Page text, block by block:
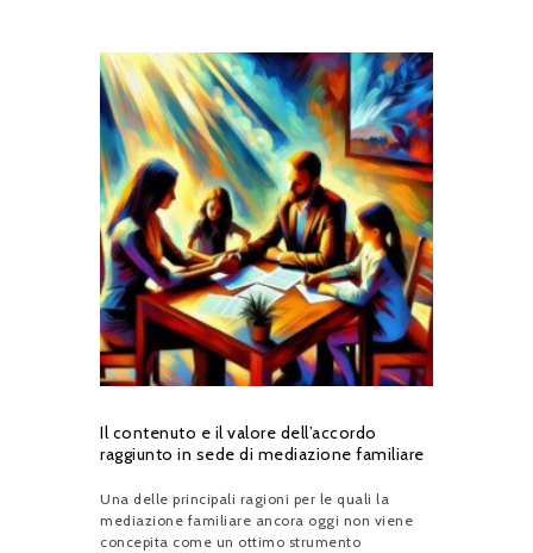
Il contenuto e il valore dell’accordo
raggiunto in sede di mediazione familiare
Una delle principali ragioni per le quali la
mediazione familiare ancora oggi non viene
concepita come un ottimo strumento